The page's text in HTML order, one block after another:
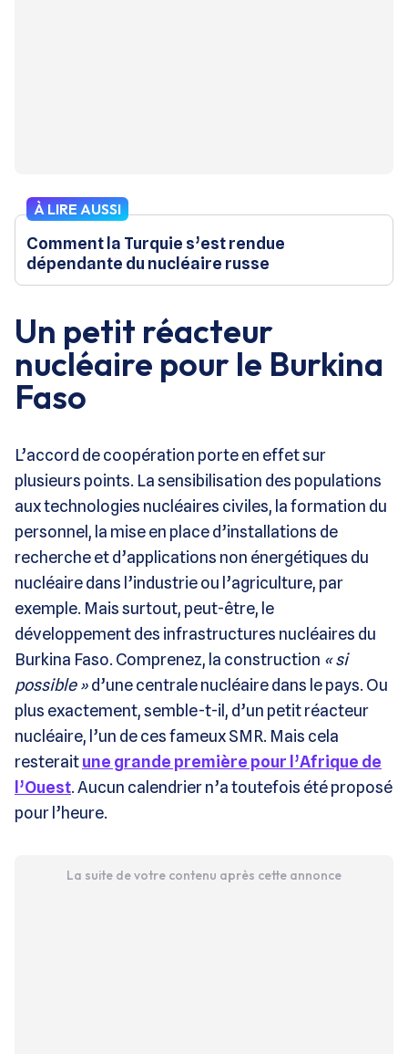
À LIRE AUSSI
Comment la Turquie s’est rendue
dépendante du nucléaire russe
Un petit réacteur
nucléaire pour le Burkina
Faso
L’accord de coopération porte en effet sur
plusieurs points. La sensibilisation des populations
aux technologies nucléaires civiles, la formation du
personnel, la mise en place d’installations de
recherche et d’applications non énergétiques du
nucléaire dans l’industrie ou l’agriculture, par
exemple. Mais surtout, peut-être, le
développement des infrastructures nucléaires du
Burkina Faso. Comprenez, la construction « si
possible »d’une centrale nucléaire dans le pays. Ou
plus exactement, semble-t-il, d’un petit réacteur
nucléaire, l’un de ces fameux SMR. Mais cela
resteraitune grande première pour l’Afrique de
l’Ouest. Aucun calendrier n’a toutefois été proposé
pour l’heure.
La suite de votre contenu après cette annonce